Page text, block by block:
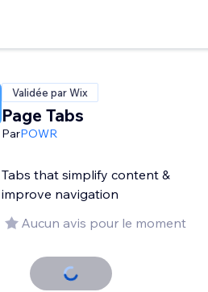
Validée par Wix
Page Tabs
ParPOWR
Tabs that simplify content &
improve navigation
Aucun avis pour le moment